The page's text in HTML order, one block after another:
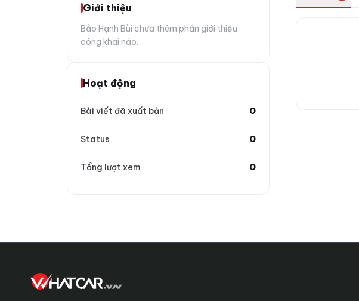
Giới thiệu
Bảo Hạnh Bùi chưa thêm phần giới thiệu
công khai nào.
Hoạt động
Bài viết đã xuất bản 0
Status 0
Tổng lượt xem 0